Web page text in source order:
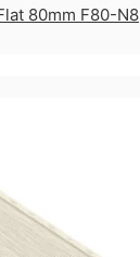
80mm F80-N8